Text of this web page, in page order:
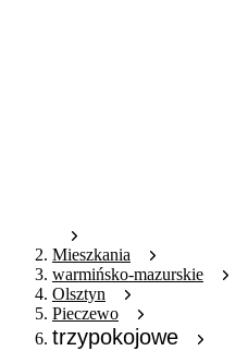
Mieszkania
warmińsko-mazurskie
Olsztyn
Pieczewo
trzypokojowe